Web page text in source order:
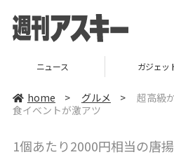
ニュース ガジェッ
home > グルメ >
超高級
食イベントが激アツ
1個あたり2000円相当の唐